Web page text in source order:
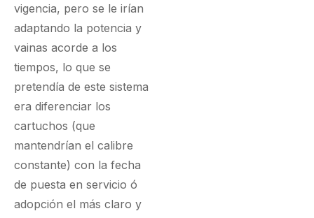
vigencia, pero se le irían
adaptando la potencia y
vainas acorde a los
tiempos, lo que se
pretendía de este sistema
era diferenciar los
cartuchos (que
mantendrían el calibre
constante) con la fecha
de puesta en servicio ó
adopción el más claro y